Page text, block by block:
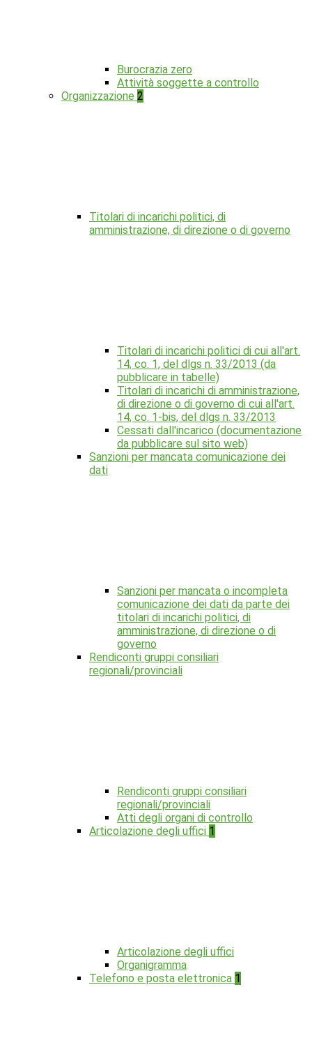
Burocrazia zero
Attività soggette a controllo
Organizzazione 2
Titolari di incarichi politici, di
amministrazione, di direzione o di governo
Titolari di incarichi politici di cui all'art.
14, co. 1, del dlgs n. 33/2013 (da
pubblicare in tabelle)
Titolari di incarichi di amministrazione,
di direzione o di governo di cui all'art.
14, co. 1-bis, del dlgs n. 33/2013
Cessati dall'incarico (documentazione
da pubblicare sul sito web)
Sanzioni per mancata comunicazione dei
dati
Sanzioni per mancata o incompleta
comunicazione dei dati da parte dei
titolari di incarichi politici, di
amministrazione, di direzione o di
governo
Rendiconti gruppi consiliari
regionali/provinciali
Rendiconti gruppi consiliari
regionali/provinciali
Atti degli organi di controllo
Articolazione degli uffici 1
Articolazione degli uffici
Organigramma
Telefono e posta elettronica 1